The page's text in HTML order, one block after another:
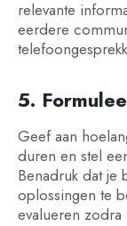
relevante
eerdere
5.
Geef aan
duren en stel
Benadruk dat je
oplossingen te
evalueren zodra